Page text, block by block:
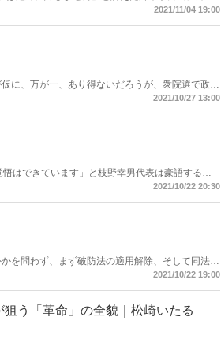
よ」。神聖なる国会の場で「意味のない質問」
2021/11/04 19:00
に、万が一、あり得ないだろうが、衆院選で政権
意。いまや「立憲共産党」とも言われているが、
2021/10/27 13:00
はできています」と枝野幸男代表は豪語する
感じられず、そこにあるのは市民団体臭と左翼臭
2021/10/22 20:30
を問わず、まず破防法の適用解除、そして同法の
るだろう。共産党が政権に入れば、日米安保体制
2021/10/22 19:00
う「革命」の全貌｜松崎いたる